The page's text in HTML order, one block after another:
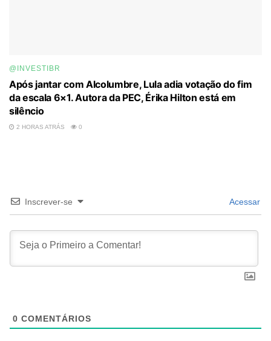
@INVESTIBR
Após jantar com Alcolumbre, Lula adia votação do fim
da escala 6×1. Autora da PEC, Érika Hilton está em
silêncio
2 HORAS ATRÁS 0
Inscrever-se Acessar
0 COMENTÁRIOS